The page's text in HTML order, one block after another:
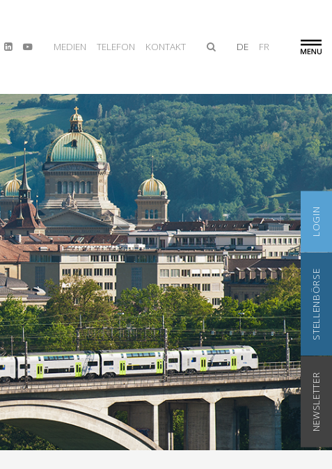
MEDIEN TELEFON KONTAKT DE FR
LOGIN
STELLENBÖRSE
NEWSLETTER